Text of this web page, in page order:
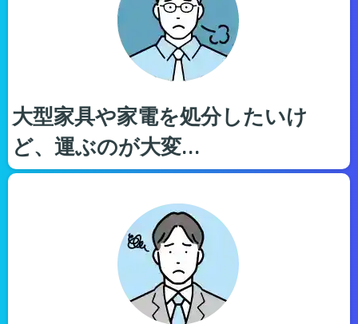
大型家具や家電を処分したいけ
ど、運ぶのが大変…